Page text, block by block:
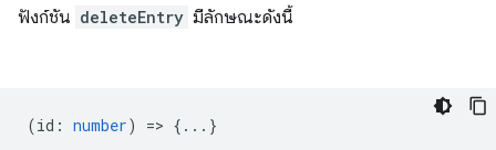
ฟังก์ชัน deleteEntry มีลักษณะดังนี้
(id : number) => {...}